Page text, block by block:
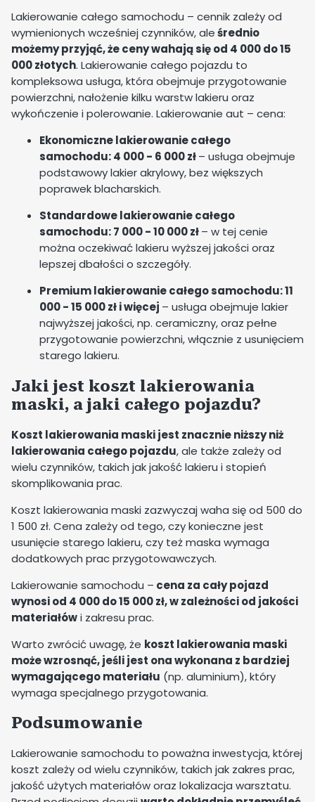
Lakierowanie całego samochodu – cennik zależy od
wymienionych wcześniej czynników, aleśrednio
możemy przyjąć, że ceny wahają się od 4 000 do 15
000 złotych. Lakierowanie całego pojazdu to
kompleksowa usługa, która obejmuje przygotowanie
powierzchni, nałożenie kilku warstw lakieru oraz
wykończenie i polerowanie. Lakierowanie aut – cena:
Ekonomiczne lakierowanie całego
samochodu: 4 000 - 6 000 zł– usługa obejmuje
podstawowy lakier akrylowy, bez większych
poprawek blacharskich.
Standardowe lakierowanie całego
samochodu: 7 000 - 10 000 zł– w tej cenie
można oczekiwać lakieru wyższej jakości oraz
lepszej dbałości o szczegóły.
Premium lakierowanie całego samochodu: 11
000 - 15 000 zł i więcej – usługa obejmuje lakier
najwyższej jakości, np. ceramiczny, oraz pełne
przygotowanie powierzchni, włącznie z usunięciem
starego lakieru.
Jaki jest koszt lakierowania
maski, a jaki całego pojazdu?
Koszt lakierowania maski jest znacznie niższy niż
lakierowania całego pojazdu, ale także zależy od
wielu czynników, takich jak jakość lakieru i stopień
skomplikowania prac.
Koszt lakierowania maski zazwyczaj waha się od 500 do
1 500 zł. Cena zależy od tego, czy konieczne jest
usunięcie starego lakieru, czy też maska wymaga
dodatkowych prac przygotowawczych.
Lakierowanie samochodu – cena za cały pojazd
wynosi od 4 000 do 15 000 zł, w zależności od jakości
materiałówi zakresu prac.
Warto zwrócić uwagę, że koszt lakierowania maski
może wzrosnąć, jeśli jest ona wykonana z bardziej
wymagającego materiału (np. aluminium), który
wymaga specjalnego przygotowania.
Podsumowanie
Lakierowanie samochodu to poważna inwestycja, której
koszt zależy od wielu czynników, takich jak zakres prac,
jakość użytych materiałów oraz lokalizacja warsztatu.